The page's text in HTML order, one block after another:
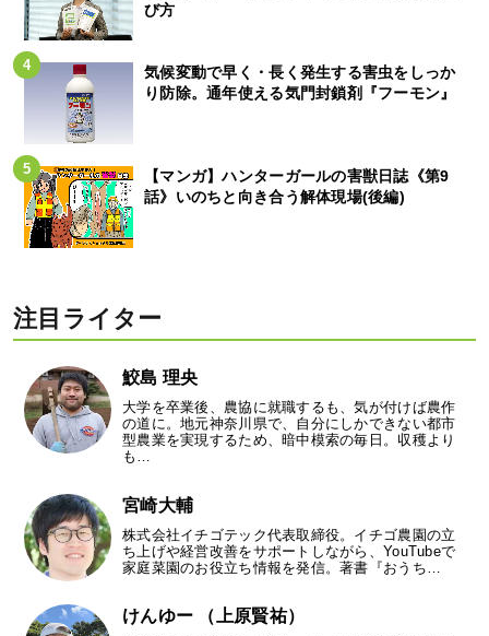
び方
気候変動で早く・長く発生する害虫をしっか
り防除。通年使える気門封鎖剤『フーモン』
【マンガ】ハンターガールの害獣日誌《第9
話》いのちと向き合う解体現場(後編)
注目ライター
鮫島 理央
大学を卒業後、農協に就職するも、気が付けば農作
の道に。地元神奈川県で、自分にしかできない都市
型農業を実現するため、暗中模索の毎日。収穫より
も…
宮崎大輔
株式会社イチゴテック代表取締役。イチゴ農園の立
ち上げや経営改善をサポートしながら、YouTubeで
家庭菜園のお役立ち情報を発信。著書『おうち…
けんゆー （上原賢祐）